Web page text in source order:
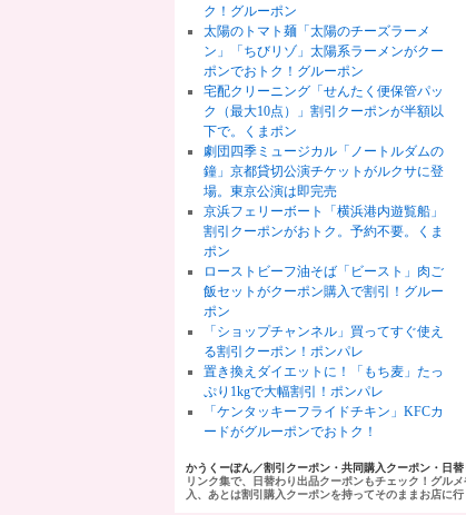
ク！グルーポン
太陽のトマト麺「太陽のチーズラーメ
ン」「ちびリゾ」太陽系ラーメンがクー
ポンでおトク！グルーポン
宅配クリーニング「せんたく便保管パッ
ク（最大10点）」割引クーポンが半額以
下で。くまポン
劇団四季ミュージカル「ノートルダムの
鐘」京都貸切公演チケットがルクサに登
場。東京公演は即完売
京浜フェリーボート「横浜港内遊覧船」
割引クーポンがおトク。予約不要。くま
ポン
ローストビーフ油そば「ビースト」肉ご
飯セットがクーポン購入で割引！グルー
ポン
「ショップチャンネル」買ってすぐ使え
る割引クーポン！ポンパレ
置き換えダイエットに！「もち麦」たっ
ぷり1kgで大幅割引！ポンパレ
「ケンタッキーフライドチキン」KFCカ
ードがグルーポンでおトク！
かうくーぽん／割引クーポン・共同購入クーポン・日
リンク集で、日替わり出品クーポンもチェック！グル
入、あとは割引購入クーポンを持ってそのままお店に行